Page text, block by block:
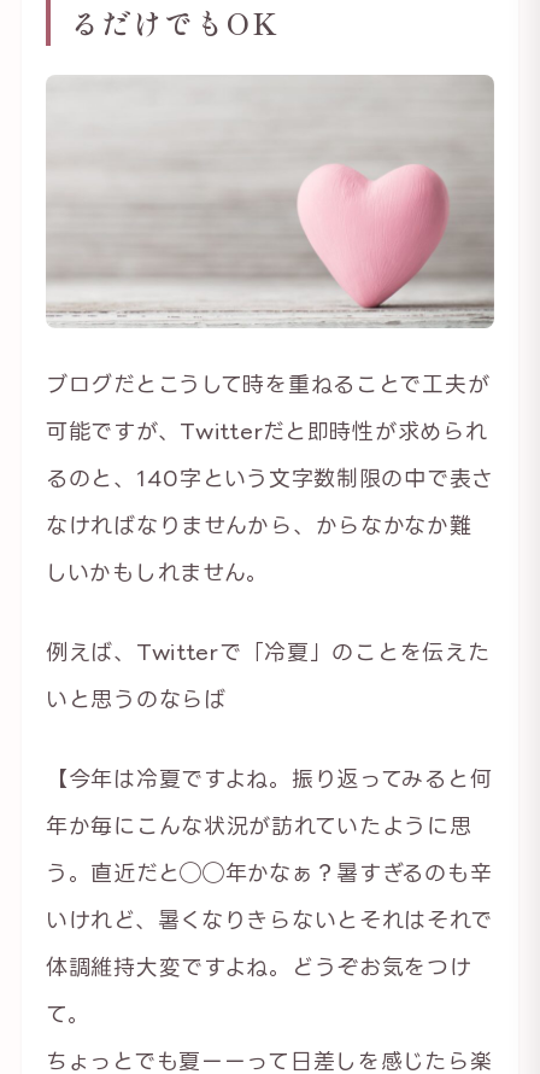
るだけでもOK
ブログだとこうして時を重ねることで工夫が
可能ですが、Twitterだと即時性が求められ
るのと、140字という文字数制限の中で表さ
なければなりませんから、からなかなか難
しいかもしれません。
例えば、Twitterで「冷夏」のことを伝えた
いと思うのならば
【今年は冷夏ですよね。振り返ってみると何
年か毎にこんな状況が訪れていたように思
う。直近だと◯◯年かなぁ？暑すぎるのも辛
いけれど、暑くなりきらないとそれはそれで
体調維持大変ですよね。どうぞお気をつけ
て。
ちょっとでも夏ーーって日差しを感じたら楽